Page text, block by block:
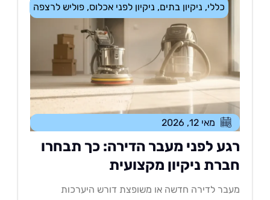
ניקיון בתים,ניקיון לפני אכלוס,פוליש לרצפה
מאי 12, 2026
לפני מעבר הדירה: כך תבחרו
ניקיון מקצועית
לדירה חדשה או משופצת דורש היערכות